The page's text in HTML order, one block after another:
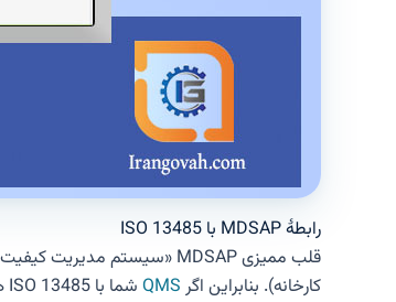
رابطهٔ MDSAP با ISO 13485
قلب ممیزی MDSAP «سیستم مدیریت کیفیت» شما بر پایهٔ
کارخانه). بنابراین اگر QMS شما با ISO 13485 هم‌خوان باشد،